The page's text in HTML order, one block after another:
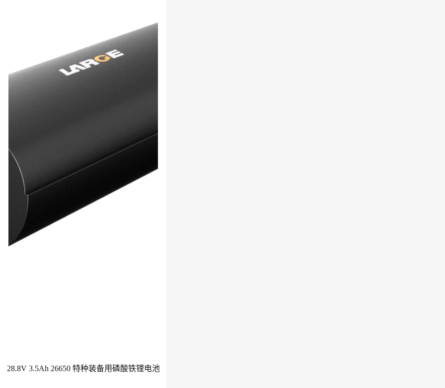
28.8V 3.5Ah 26650 特种装备用磷酸铁锂电池